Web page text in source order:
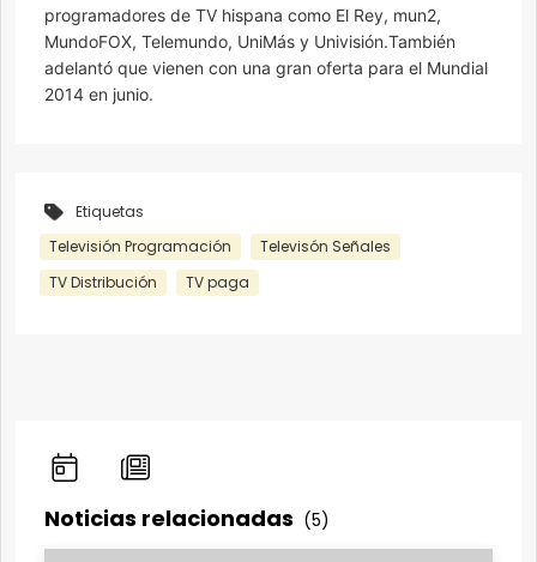
programadores de TV hispana como El Rey, mun2,
MundoFOX, Telemundo, UniMás y Univisión.También
adelantó que vienen con una gran oferta para el Mundial
2014 en junio.
Etiquetas
Televisión Programación
Televisón Señales
TV Distribución
TV paga
Noticias relacionadas (5)